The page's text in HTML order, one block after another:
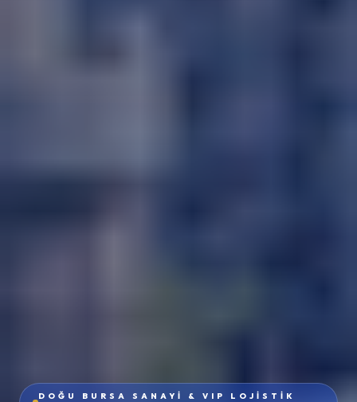
DOĞU BURSA SANAYI & VIP LOJISTIK